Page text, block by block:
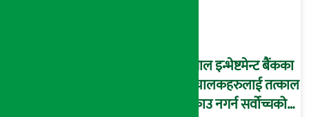
नेपाल इन्भेष्टमेन्ट बैंकका
संचालकहरुलाई तत्काल
पक्राउ नगर्न सर्वोच्चको